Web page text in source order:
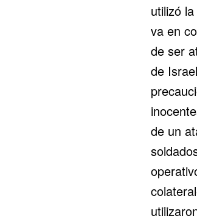
utilizó
va en
de ser
de
de un